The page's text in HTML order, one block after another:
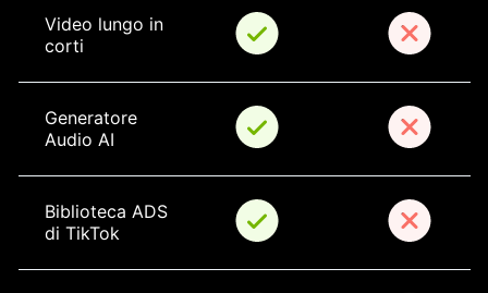
Video lungo in
corti
Generatore
Audio AI
Biblioteca ADS
di TikTok